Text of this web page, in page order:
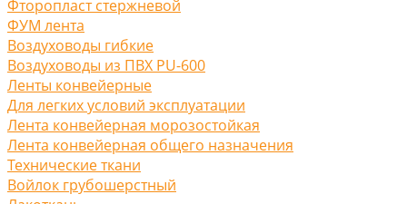
Фторопласт стержневой
ФУМ лента
Воздуховоды гибкие
Воздуховоды из ПВХ PU-600
Ленты конвейерные
Для легких условий эксплуатации
Лента конвейерная морозостойкая
Лента конвейерная общего назначения
Технические ткани
Войлок грубошерстный